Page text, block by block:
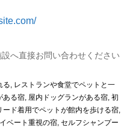
へ直接お問い合わせください
る レストランや食堂でペットと一
ある宿 屋内ドッグランがある宿 初
ード着用でペットが館内を歩ける宿
ベート重視の宿 セルフシャンプー